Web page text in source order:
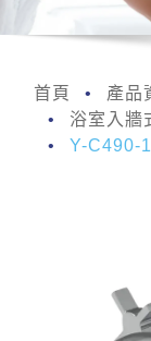
首頁 產品
浴室入牆
Y-C490-